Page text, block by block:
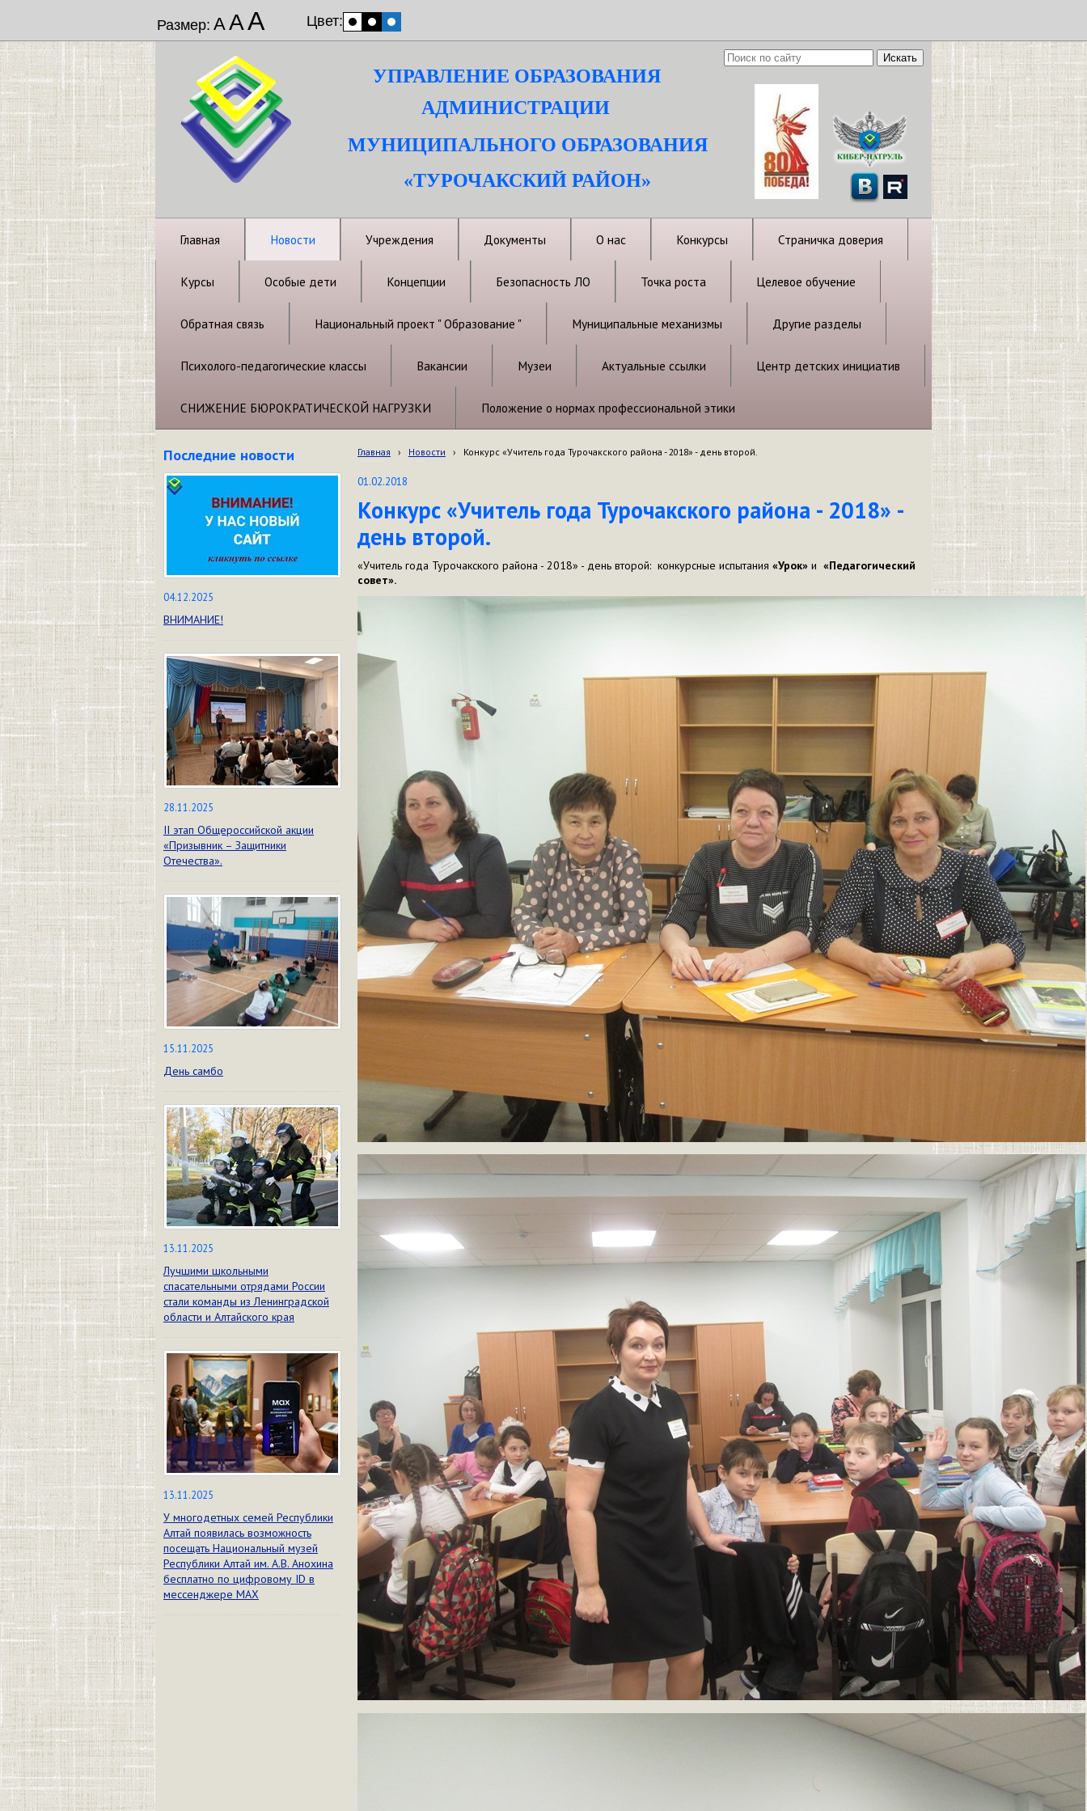
Размер: ААА Цвет:
УПРАВЛЕНИЕ ОБРАЗОВАНИЯ
АДМИНИСТРАЦИИ
МУНИЦИПАЛЬНОГО ОБРАЗОВАНИЯ
«ТУРОЧАКСКИЙ РАЙОН»
Главная Новости Учреждения Документы О нас Конкурсы Страничка доверия
Курсы Особые дети Концепции Безопасность ЛО Точка роста Целевое обучение
Обратная связь Национальный проект " Образование " Муниципальные механизмы Другие разделы
Психолого-педагогические классы Вакансии Музеи Актуальные ссылки Центр детских инициатив
СНИЖЕНИЕ БЮРОКРАТИЧЕСКОЙ НАГРУЗКИ Положение о нормах профессиональной этики
Последние новости
04.12.2025
ВНИМАНИЕ!
28.11.2025
II этап Общероссийской акции
«Призывник – Защитники
Отечества».
15.11.2025
День самбо
13.11.2025
Лучшими школьными
спасательными отрядами России
стали команды из Ленинградской
области и Алтайского края
13.11.2025
У многодетных семей Республики
Алтай появилась возможность
посещать Национальный музей
Республики Алтай им. А.В. Анохина
бесплатно по цифровому ID в
мессенджере МАХ
Главная › Новости › Конкурс «Учитель года Турочакского района - 2018» - день второй.
01.02.2018
Конкурс «Учитель года Турочакского района - 2018» -
день второй.
«Учитель года Турочакского района - 2018» - день второй: конкурсные испытания «Урок» и «Педагогический
совет».